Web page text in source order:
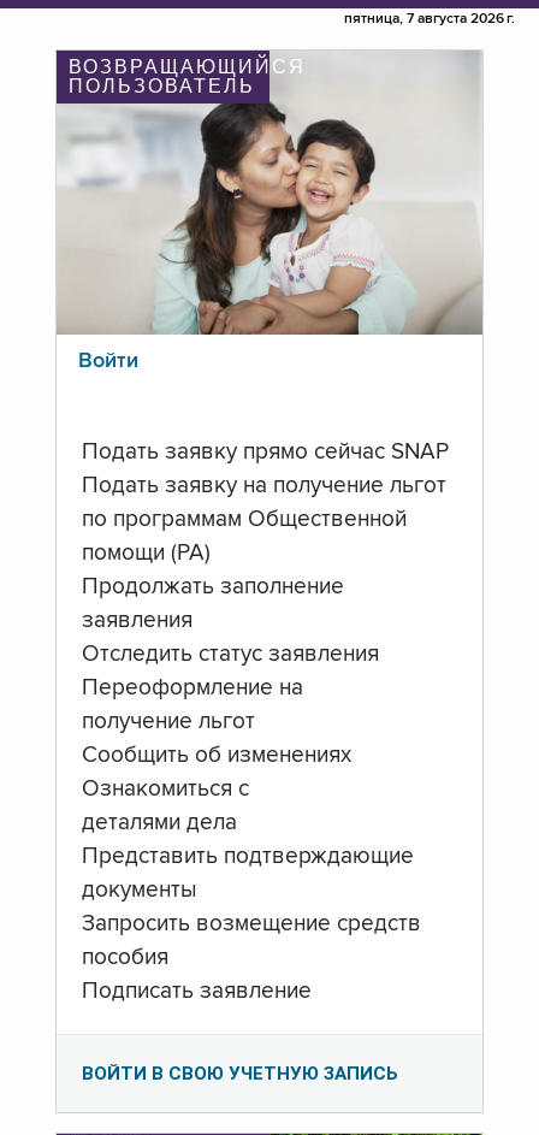
пятница, 7 августа 2026 г.
ВОЗВРАЩАЮЩИЙСЯ
ПОЛЬЗОВАТЕЛЬ
Войти
Подать заявку прямо сейчас SNAP
Подать заявку на получение льгот
по программам Общественной
помощи (PA)
Продолжать заполнение
заявления
Отследить статус заявления
Переоформление на
получение льгот
Сообщить об изменениях
Ознакомиться с
деталями дела
Представить подтверждающие
документы
Запросить возмещение средств
пособия
Подписать заявление
ВОЙТИ В СВОЮ УЧЕТНУЮ ЗАПИСЬ